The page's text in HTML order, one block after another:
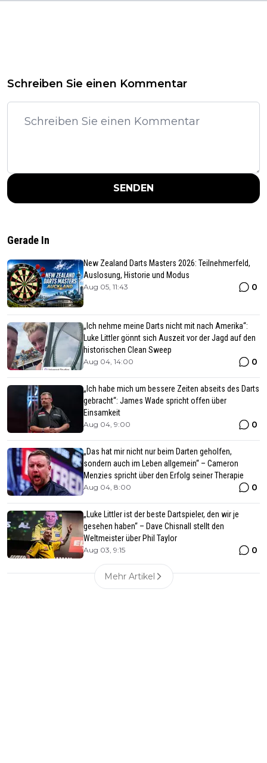
Schreiben Sie einen Kommentar
SENDEN
Gerade In
New Zealand Darts Masters 2026: Teilnehmerfeld,
Auslosung, Historie und Modus
Aug 05, 11:43 0
„Ich nehme meine Darts nicht mit nach Amerika“:
Luke Littler gönnt sich Auszeit vor der Jagd auf den
historischen Clean Sweep
Aug 04, 14:00 0
„Ich habe mich um bessere Zeiten abseits des Darts
gebracht“: James Wade spricht offen über
Einsamkeit
Aug 04, 9:00 0
„Das hat mir nicht nur beim Darten geholfen,
sondern auch im Leben allgemein“ – Cameron
Menzies spricht über den Erfolg seiner Therapie
Aug 04, 8:00 0
„Luke Littler ist der beste Dartspieler, den wir je
gesehen haben“ – Dave Chisnall stellt den
Weltmeister über Phil Taylor
Aug 03, 9:15 0
Mehr Artikel